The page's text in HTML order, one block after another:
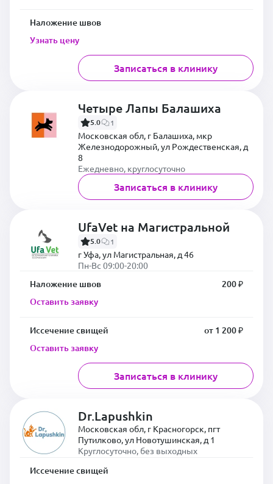
Наложение швов
Узнать цену
Записаться в клинику
Четыре Лапы Балашиха
5.0 1
Московская обл, г Балашиха, мкр
Железнодорожный, ул Рождественская, д
8
Ежедневно, круглосуточно
Записаться в клинику
UfaVet на Магистральной
5.0 1
г Уфа, ул Магистральная, д 46
Пн-Вс 09:00-20:00
Наложение швов
200 ₽
Оставить заявку
Иссечение свищей
от 1 200 ₽
Оставить заявку
Записаться в клинику
Dr.Lapushkin
Московская обл, г Красногорск, пгт
Путилково, ул Новотушинская, д 1
Круглосуточно, без выходных
Иссечение свищей